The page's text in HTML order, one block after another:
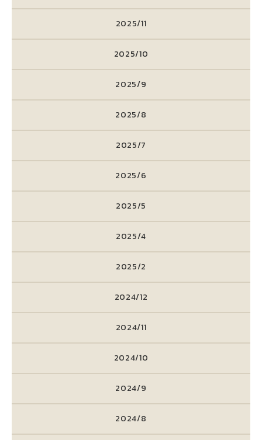
2025/11
2025/10
2025/9
2025/8
2025/7
2025/6
2025/5
2025/4
2025/2
2024/12
2024/11
2024/10
2024/9
2024/8